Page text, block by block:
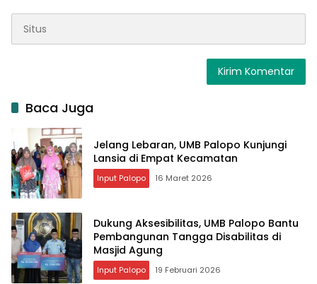
Baca Juga
Jelang Lebaran, UMB Palopo Kunjungi
Lansia di Empat Kecamatan
Input Palopo 16 Maret 2026
Dukung Aksesibilitas, UMB Palopo Bantu
Pembangunan Tangga Disabilitas di
Masjid Agung
Input Palopo 19 Februari 2026